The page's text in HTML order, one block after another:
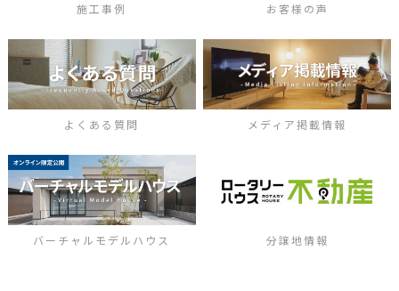
施工事例 お客様の声
よくある質問 メディア掲載情報
バーチャルモデルハウス 分譲地情報